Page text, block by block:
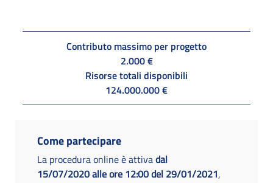
Contributo massimo per progetto
2.000 €
Risorse totali disponibili
124.000.000 €
Come partecipare
La procedura online è attivadal
15/07/2020 alle ore 12:00 del 29/01/2021,